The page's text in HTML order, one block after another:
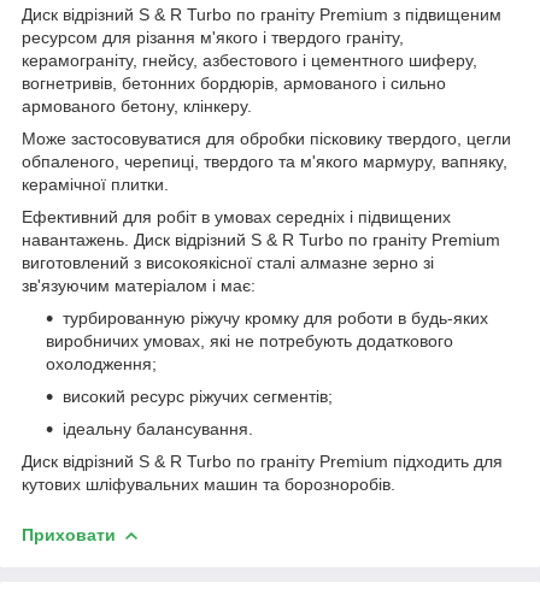
Диск відрізний S & R Turbo по граніту Premium з підвищеним
ресурсом для різання м'якого і твердого граніту,
керамограніту, гнейсу, азбестового і цементного шиферу,
вогнетривів, бетонних бордюрів, армованого і сильно
армованого бетону, клінкеру.
Може застосовуватися для обробки пісковику твердого, цегли
обпаленого, черепиці, твердого та м'якого мармуру, вапняку,
керамічної плитки.
Ефективний для робіт в умовах середніх і підвищених
навантажень. Диск відрізний S & R Turbo по граніту Premium
виготовлений з високоякісної сталі алмазне зерно зі
зв'язуючим матеріалом і має:
турбированную ріжучу кромку для роботи в будь-яких
виробничих умовах, які не потребують додаткового
охолодження;
високий ресурс ріжучих сегментів;
ідеальну балансування.
Диск відрізний S & R Turbo по граніту Premium підходить для
кутових шліфувальних машин та борозноробів.
Приховати